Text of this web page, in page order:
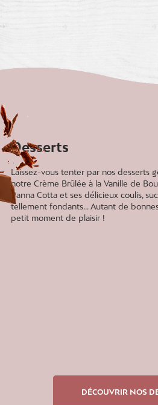
Desserts
Laissez-vous tenter par nos desserts
notre Crème Brûlée à la Vanille de
Panna Cotta et ses délicieux coulis,
tellement fondants... Autant de
petit moment de plaisir !
DÉCOUVRIR NOS